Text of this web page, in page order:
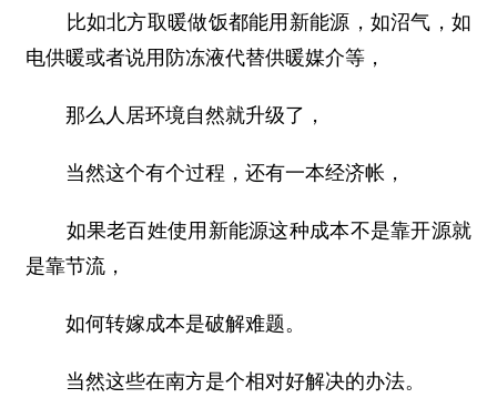
比如北方取暖做饭都能用新能源，如沼气，如
电供暖或者说用防冻液代替供暖媒介等，
那么人居环境自然就升级了，
当然这个有个过程，还有一本经济帐，
如果老百姓使用新能源这种成本不是靠开源就
是靠节流，
如何转嫁成本是破解难题。
当然这些在南方是个相对好解决的办法。